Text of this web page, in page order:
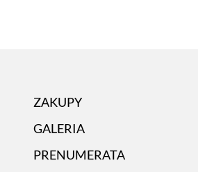
ZAKUPY
GALERIA
PRENUMERATA